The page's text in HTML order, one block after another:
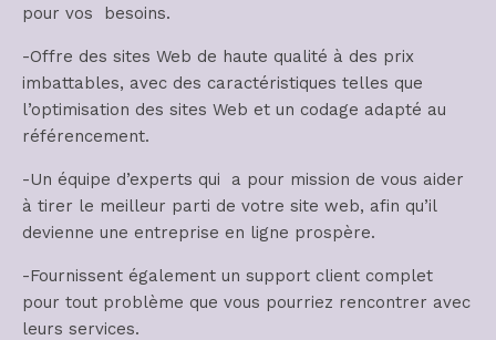
pour vos besoins.
-Offre des sites Web de haute qualité à des prix
imbattables, avec des caractéristiques telles que
l’optimisation des sites Web et un codage adapté au
référencement.
-Un équipe d’experts qui a pour mission de vous aider
à tirer le meilleur parti de votre site web, afin qu’il
devienne une entreprise en ligne prospère.
-Fournissent également un support client complet
pour tout problème que vous pourriez rencontrer avec
leurs services.